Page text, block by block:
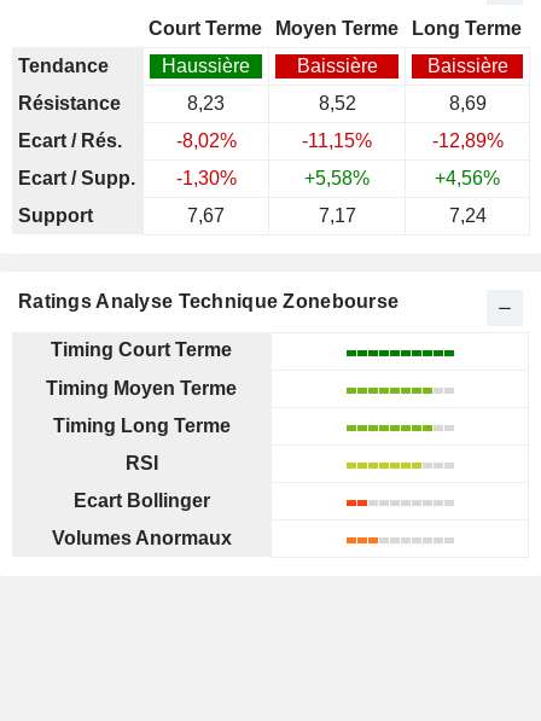
Court Terme Moyen Terme
Long Terme
Tendance
Haussière Baissière
Baissière
Résistance
8,23 8,52
8,69
Ecart / Rés.
-8,02% -11,15%
-12,89%
Ecart / Supp.
-1,30% +5,58%
+4,56%
Support
7,67 7,17 7,24
Ratings Analyse Technique Zonebourse
Timing Court Terme
Timing Moyen Terme
Timing Long Terme
RSI
Ecart Bollinger
Volumes Anormaux